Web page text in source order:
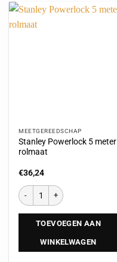
MEETGEREEDSCHAP
Stanley Powerlock 5 meter
rolmaat
€36,24
TOEVOEGEN AAN
WINKELWAGEN